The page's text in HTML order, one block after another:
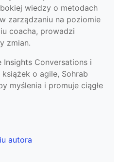
wiedzy o metodach
zarządzaniu na poziomie
coacha, prowadzi
zmian.
Conversations i
o agile, Sohrab
myślenia i promuje ciągłe
autora